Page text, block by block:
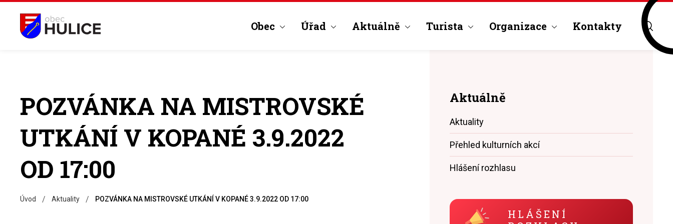
Obec Úřad Aktuálně Turista Organizace Kontakty
POZVÁNKA NA MISTROVSKÉ
UTKÁNÍ V KOPANÉ 3.9.2022
OD 17:00
Úvod / Aktuality / POZVÁNKA NA MISTROVSKÉ UTKÁNÍ V KOPANÉ 3.9.2022 OD 17:00
Aktuálně
Aktuality
Přehled kulturních akcí
Hlášení rozhlasu
HLÁŠENÍ